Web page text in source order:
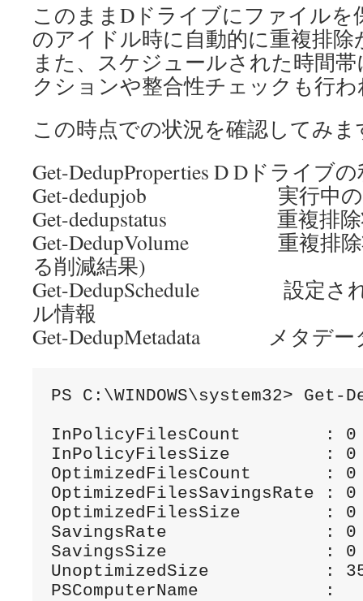
このままDドライブにファイルを
のアイドル時に自動的に重複排
また、スケジュールされた時間
クションや整合性チェックも行
この時点での状況を確認してみま
Get-DedupProperties D Dドライブ
Get-dedupjob 実行中の重
Get-dedupstatus 重複排除
Get-DedupVolume 重複排除
る削減結果)
Get-DedupSchedule 設定され
ル情報
Get-DedupMetadata メタデー
PS C:\WINDOWS\system32> Get-
InPolicyFilesCount        : 0
InPolicyFilesSize         : 0
OptimizedFilesCount       : 0
OptimizedFilesSavingsRate : 0
OptimizedFilesSize        : 0
SavingsRate               : 0
SavingsSize               : 0
UnoptimizedSize           :
PSComputerName            :